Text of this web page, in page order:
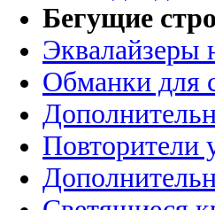
Бегущие
Эквалайзеры
Обманки для
Повторители